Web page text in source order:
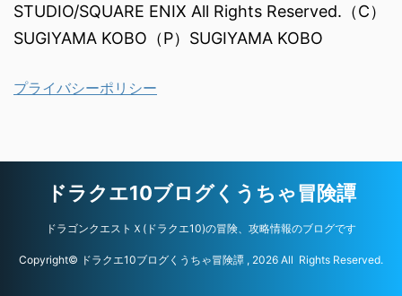
STUDIO/SQUARE ENIX All Rights Reserved.（C）
SUGIYAMA KOBO（P）SUGIYAMA KOBO
プライバシーポリシー
ドラクエ10ブログくうちゃ冒険譚
ドラゴンクエストＸ(ドラクエ10)の冒険、攻略情報のブログです
Copyright© ドラクエ10ブログくうちゃ冒険譚 , 2026 All Rights Reserved.